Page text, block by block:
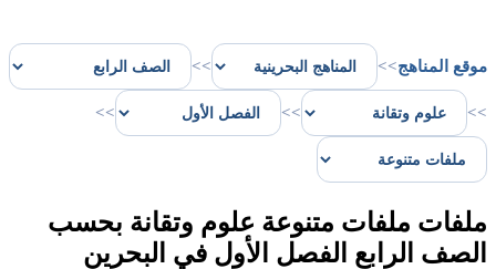
موقع المناهج>>
>>
>>
>>
>>
ملفات ملفات متنوعة علوم وتقانة بحسب
الصف الرابع الفصل الأول في البحرين